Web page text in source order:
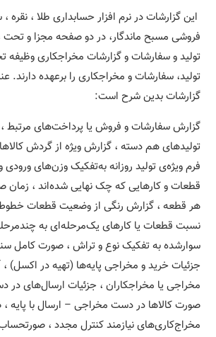
این گزارشات در نرم افزار حسابداری طلا ،
فروشی مسبح ماندگار، در دو صفحه مجزا و تحت
تولید و سفارشات و گزارشات مخراجکاری وظیفه
تولید، سفارشات و مخراجکاری را برعهده دارند.
گزارشات بدین شرح است:
گزارش سفارشات و فروش‌ یا پرداخت‌های مرتبط
تولیدهای هم ‌‌دسته ، گزارش ویژه از گردش
فرم ویژه‌ی تولید روزانه به‌تفکیک وزن‌های
قطعات و کارهایی که چک نهایی شده‌اند ، زمان
هر قطعه ، گزارش رنگی از وضعیت قطعات خطوط
نسبت قطعات یا کارهای یک‌مرحله‌ای به
سوارشده به تفکیک نوع و تراش ، صورت کامل
جزئیات خرید و مخراجی پایه‌ها (تهیه در اکسل)
مخراجی یا مخراجکاران ، جزئیات ارسال‌های
صورت کالاها در دست مخراجی – ارسال‌ با پایه
مخراج‌کاری‌های نیازمند کنترل مجدد ،